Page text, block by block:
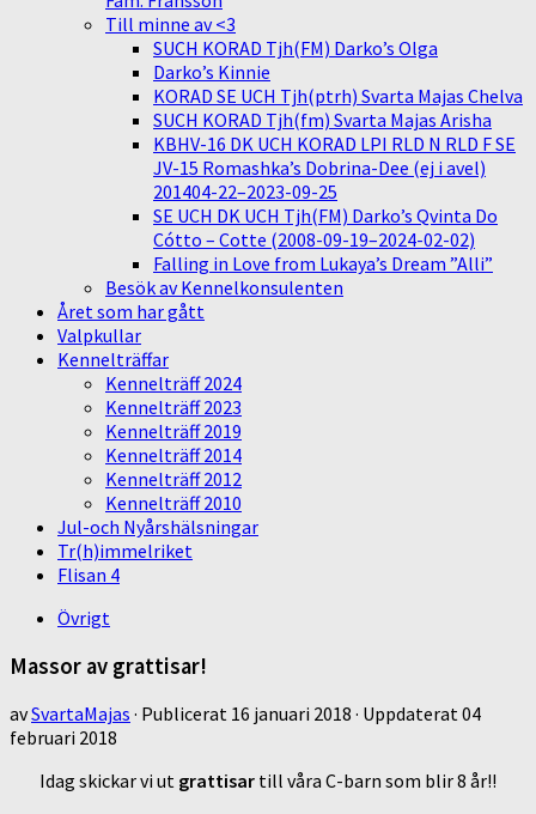
Till minne av <3
SUCH KORAD Tjh(FM) Darko’s Olga
Darko’s Kinnie
KORAD SE UCH Tjh(ptrh) Svarta Majas Chelva
SUCH KORAD Tjh(fm) Svarta Majas Arisha
KBHV-16 DK UCH KORAD LPI RLD N RLD F SE
JV-15 Romashka’s Dobrina-Dee (ej i avel)
201404-22–2023-09-25
SE UCH DK UCH Tjh(FM) Darko’s Qvinta Do
Cótto – Cotte (2008-09-19–2024-02-02)
Falling in Love from Lukaya’s Dream ”Alli”
Besök av Kennelkonsulenten
Året som har gått
Valpkullar
Kennelträffar
Kennelträff 2024
Kennelträff 2023
Kennelträff 2019
Kennelträff 2014
Kennelträff 2012
Kennelträff 2010
Jul-och Nyårshälsningar
Tr(h)immelriket
Flisan 4
Övrigt
Massor av grattisar!
avSvartaMajas · Publicerat 16 januari 2018 · Uppdaterat04
februari 2018
Idag skickar vi ut grattisar till våra C-barn som blir 8 år!!